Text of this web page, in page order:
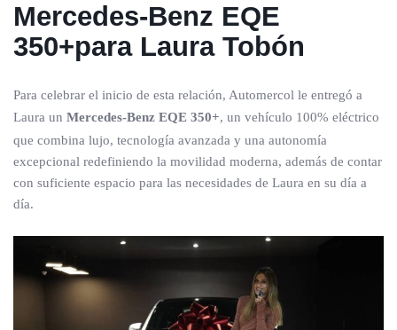
Mercedes-Benz EQE
350+para Laura Tobón
Para celebrar el inicio de esta relación, Automercol le entregó a
Laura un Mercedes-Benz EQE 350+, un vehículo 100% eléctrico
que combina lujo, tecnología avanzada y una autonomía
excepcional redefiniendo la movilidad moderna, además de contar
con suficiente espacio para las necesidades de Laura en su día a
día.